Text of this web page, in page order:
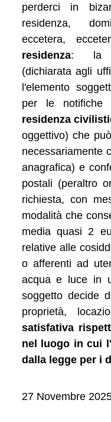
perderci in
residenza,
eccetera,
residenza:
(dichiarata agli
l'elemento
per le
residenza
oggettivo) che
necessariamente
anagrafica) e
postali (peraltro
richiesta, con
modalità che
media quasi 2
relative alle
o afferenti ad
acqua e luce in
soggetto decide
proprietà,
satisfativa
nel luogo in cui
dalla legge per i
27 Novembre